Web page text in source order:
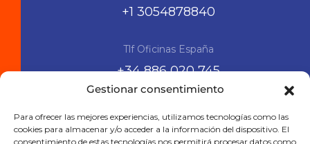
Gestionar consentimiento
Para ofrecer las mejores experiencias, utilizamos tecnologías como las
cookies para almacenar y/o acceder a la información del dispositivo. El
consentimiento de estas tecnologías nos permitirá procesar datos como
+1 3054878840
Tlf Oficinas España
+34 886 020 745